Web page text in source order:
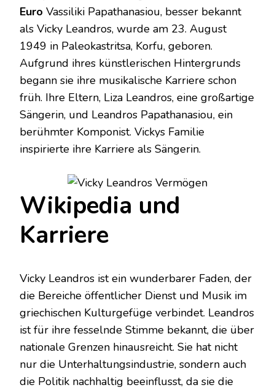
Euro Vassiliki Papathanasiou, besser bekannt
als Vicky Leandros, wurde am 23. August
1949 in Paleokastritsa, Korfu, geboren.
Aufgrund ihres künstlerischen Hintergrunds
begann sie ihre musikalische Karriere schon
früh. Ihre Eltern, Liza Leandros, eine großartige
Sängerin, und Leandros Papathanasiou, ein
berühmter Komponist. Vickys Familie
inspirierte ihre Karriere als Sängerin.
Wikipedia und
Karriere
Vicky Leandros ist ein wunderbarer Faden, der
die Bereiche öffentlicher Dienst und Musik im
griechischen Kulturgefüge verbindet. Leandros
ist für ihre fesselnde Stimme bekannt, die über
nationale Grenzen hinausreicht. Sie hat nicht
nur die Unterhaltungsindustrie, sondern auch
die Politik nachhaltig beeinflusst, da sie die